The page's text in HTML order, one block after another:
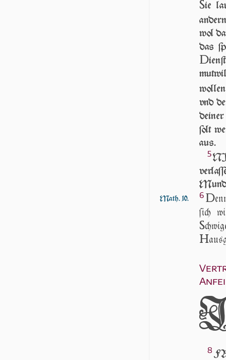
Sie
wol
das
D
vnd
ſolt
aus.
Math. 10.
5
6 D
ſich
S
H
8